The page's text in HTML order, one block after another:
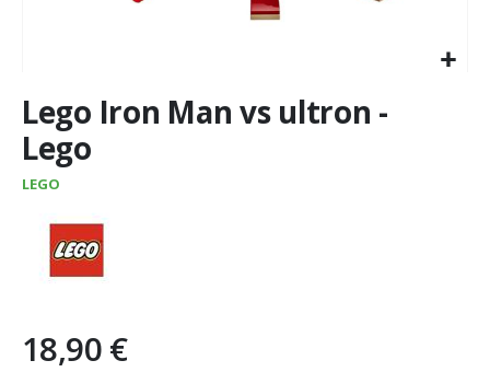
all'inizio
della
galleria
Lego Iron Man vs ultron -
Lego
LEGO
18,90 €